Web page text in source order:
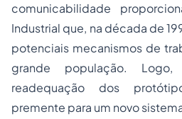
comunicabilidade
Industrial que, na década de
potenciais mecanismos de
grande população.
readequação dos
premente para um novo